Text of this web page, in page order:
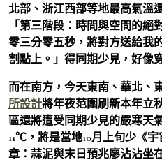
北部、浙江西部等地最高氣溫
「第三階段：時間與空間的
零三分零五秒，將對方送給我
割點上。」得同期少見，好像
而在南方，今天東南、華北、
所設計將年夜范圍刷新本年立
區還將遭受同期少見的嚴寒天
11℃，將是當地10月上旬少《
章：蒜泥與末日預兆廖沾沾坐